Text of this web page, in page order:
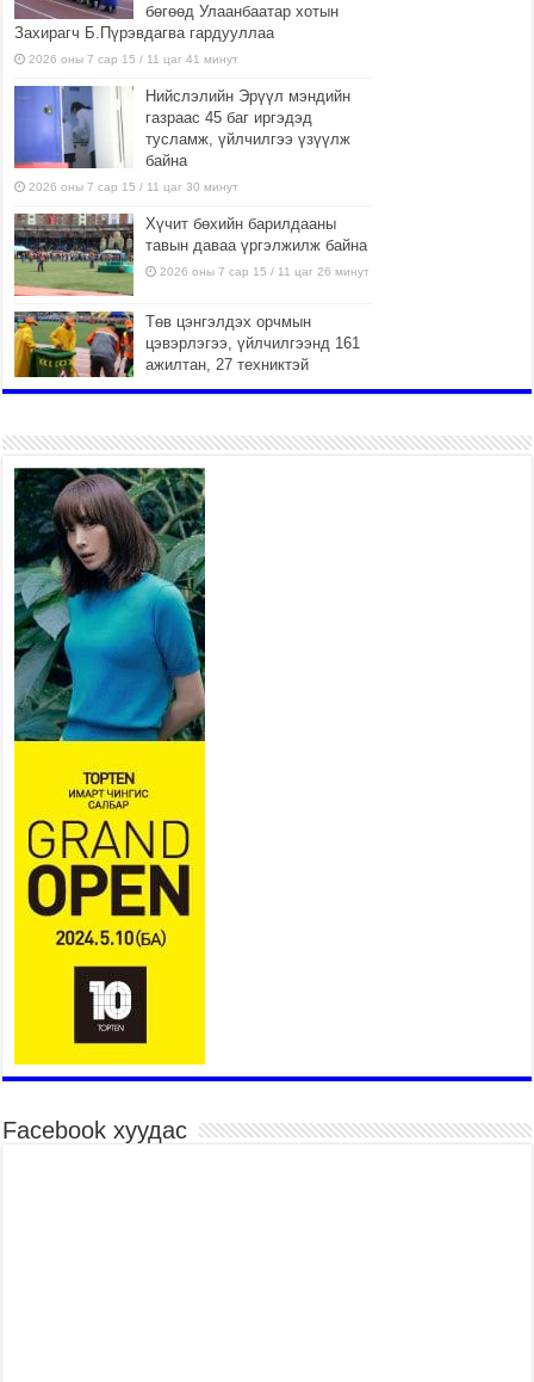
бөгөөд Улаанбаатар хотын
Захирагч Б.Пүрэвдагва гардууллаа
2026 оны 7 сар 15 / 11 цаг 41 минут
Нийслэлийн Эрүүл мэндийн
газраас 45 баг иргэдэд
тусламж, үйлчилгээ үзүүлж
байна
2026 оны 7 сар 15 / 11 цаг 30 минут
Хүчит бөхийн барилдааны
тавын даваа үргэлжилж байна
2026 оны 7 сар 15 / 11 цаг 26 минут
Төв цэнгэлдэх орчмын
цэвэрлэгээ, үйлчилгээнд 161
ажилтан, 27 техниктэй
ажиллаж байна
Наадмын амралтын өдрүүдэд
нийслэлийн эрүүл мэндийн
байгууллагууд дараах
хуваарийн дагуу ажиллана
2026 оны 7 сар 15 / 11 цаг 18 минут
Үндэсний их баяр наадам
эхэллээ
2026 оны 7 сар 15 / 11 цаг 14 минут
Үер усны аюулаас сэргийлж, нийслэлийн Онцгой
байдлын газрын 162 алба хаагч үүрэг гүйцэтгэж
байна
2026 оны 7 сар 15 / 11 цаг 07 минут
Үндэсний их сурын харваанд 850 харваач цэц
мэргэнээ сорьж байна
2026 оны 7 сар 15 / 11 цаг 03 минут
Төв цэнгэлдэхийн эргэн тойронд
2026 оны 7 сар 15 / 10 цаг 58 минут
Үндэсний их баяр наадмын шагайн харваа
насанд хүрэгчдийн багийн харваагаар
үргэлжилж байна
2026 оны 7 сар 15 / 10 цаг 52 минут
Үндэсний их баяр наадмын хүчит бөхийн
барилдаан эхэллээ
2026 оны 7 сар 15 / 10 цаг 46 минут
Үндэсний хувцасны өдрийг тохиолдуулан
“Дээлтэй монгол наадам” боллоо
Facebook хуудас